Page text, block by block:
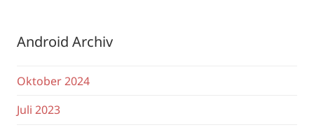
Android Archiv
Oktober 2024
Juli 2023